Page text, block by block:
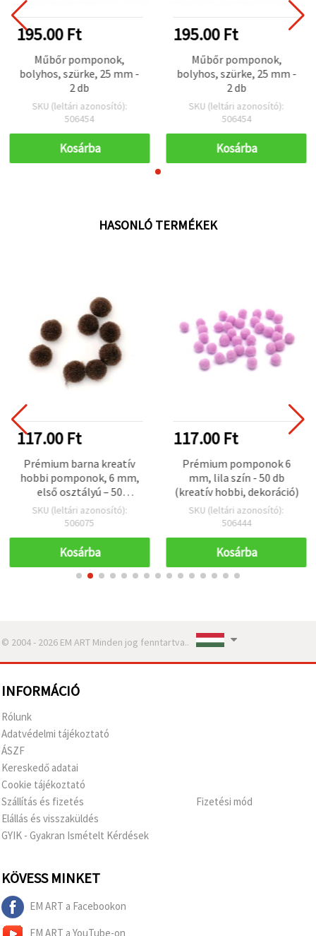
195.00 Ft
Műbőr pomponok,
bolyhos, szürke, 25 mm -
2 db
SKU (leltári azonosító):
506454
Kosárba
195.00 Ft
Műbőr pomponok,
bolyhos, szürke, 25 mm -
2 db
SKU (leltári azonosító):
506454
Kosárba
HASONLÓ TERMÉKEK
117.00 Ft
Prémium barna kreatív
hobbi pomponok, 6 mm,
első osztályú – 50
db/csomag
SKU (leltári azonosító):
506075
Kosárba
117.00 Ft
Prémium pomponok 6
mm, lila szín - 50 db
(kreatív hobbi, dekoráció)
SKU (leltári azonosító):
506444
Kosárba
© 2004 - 2026 EM ART Minden jog fenntartva..
INFORMÁCIÓ
Rólunk
Adatvédelmi tájékoztató
ÁSZF
Kereskedő adatai
Cookie tájékoztató
Szállítás és fizetés
Elállás és visszaküldés
GYIK - Gyakran Ismételt Kérdések
Fizetési mód
KÖVESS MINKET
EM ART a Facebookon
EM ART a YouTube-on